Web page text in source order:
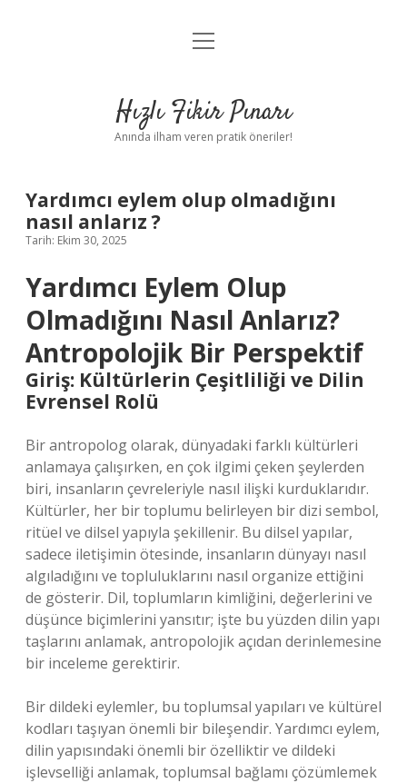
Anasayfa
Yasal Uyarı
menüyü
Hızlı Fikir Pınarı
Anında ilham veren pratik öneriler!
Yardımcı eylem olup olmadığını
nasıl anlarız ?
Tarih: Ekim 30, 2025
Yardımcı Eylem Olup
Olmadığını Nasıl Anlarız?
Antropolojik Bir Perspektif
Giriş: Kültürlerin Çeşitliliği ve Dilin
Evrensel Rolü
Bir antropolog olarak, dünyadaki farklı kültürleri
anlamaya çalışırken, en çok ilgimi çeken şeylerden
biri, insanların çevreleriyle nasıl ilişki kurduklarıdır.
Kültürler, her bir toplumu belirleyen bir dizi sembol,
ritüel ve dilsel yapıyla şekillenir. Bu dilsel yapılar,
sadece iletişimin ötesinde, insanların dünyayı nasıl
algıladığını ve topluluklarını nasıl organize ettiğini
de gösterir. Dil, toplumların kimliğini, değerlerini ve
düşünce biçimlerini yansıtır; işte bu yüzden dilin yapı
taşlarını anlamak, antropolojik açıdan derinlemesine
bir inceleme gerektirir.
Bir dildeki eylemler, bu toplumsal yapıları ve kültürel
kodları taşıyan önemli bir bileşendir. Yardımcı eylem,
dilin yapısındaki önemli bir özelliktir ve dildeki
işlevselliği anlamak, toplumsal bağlamı çözümlemek